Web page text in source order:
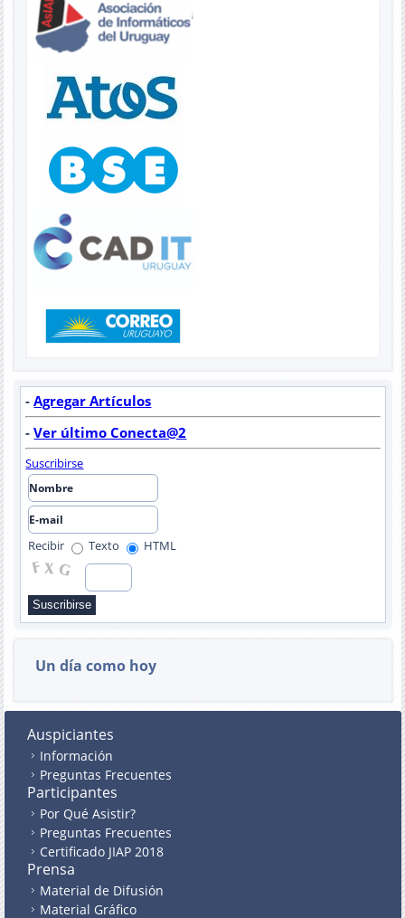
-Agregar Artículos
-Ver último Conecta@2
Suscribirse
Recibir Texto HTML
Un día como hoy
Auspiciantes
Información
Preguntas Frecuentes
Participantes
Por Qué Asistir?
Preguntas Frecuentes
Certificado JIAP 2018
Prensa
Material de Difusión
Material Gráfico